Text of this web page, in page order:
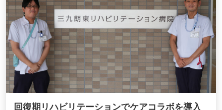
回復期リハビリテーションでケアコラボを導入